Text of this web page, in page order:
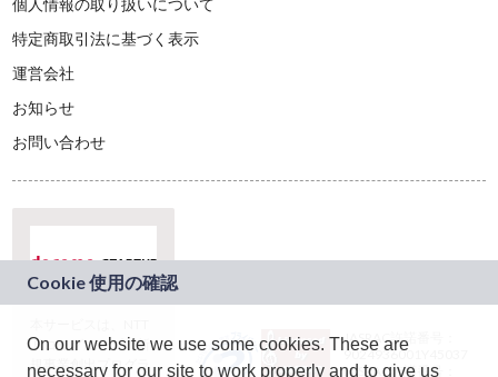
On our website we use some cookies. These are
necessary for our site to work properly and to give us
個人情報の取り扱いについて
特定商取引法に基づく表示
運営会社
お知らせ
お問い合わせ
ドコモグループの新
規事業創出プログラ
JASRAC許諾番号：
9024936001Y45037
JASRAC許諾番号：